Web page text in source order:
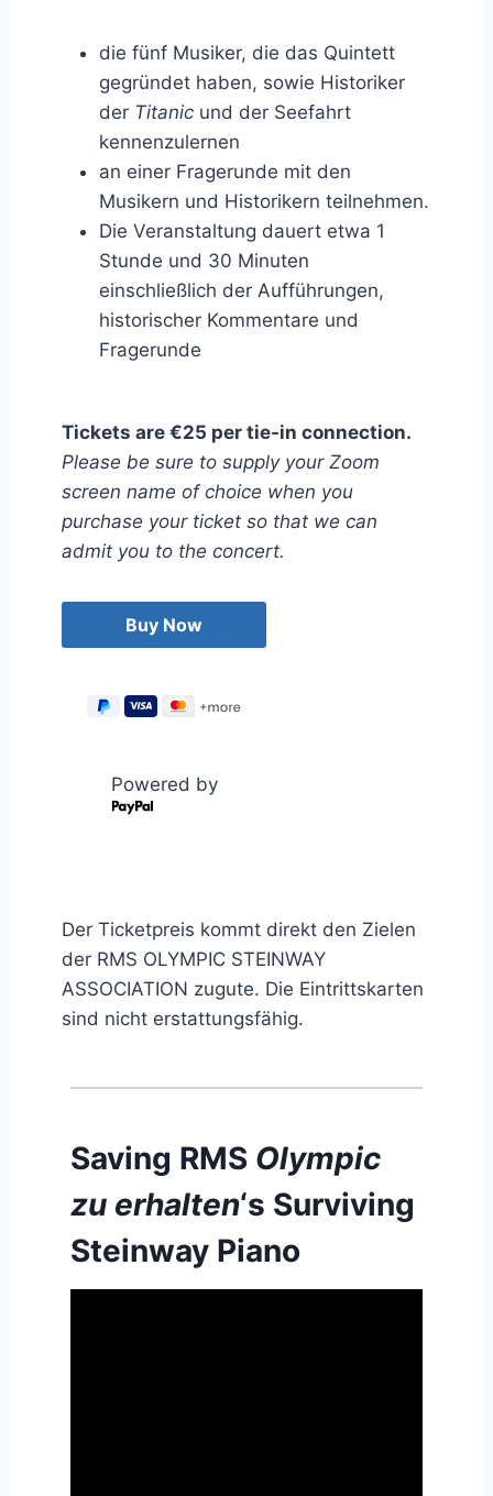
die fünf Musiker, die das Quintett
gegründet haben, sowie Historiker
der Titanic und der Seefahrt
kennenzulernen
an einer Fragerunde mit den
Musikern und Historikern teilnehmen.
Die Veranstaltung dauert etwa 1
Stunde und 30 Minuten
einschließlich der Aufführungen,
historischer Kommentare und
Fragerunde
Tickets are €25 per tie-in connection.
Please be sure to supply your Zoom
screen name of choice when you
purchase your ticket so that we can
admit you to the concert.
Powered by
Der Ticketpreis kommt direkt den Zielen
der RMS OLYMPIC STEINWAY
ASSOCIATION zugute. Die Eintrittskarten
sind nicht erstattungsfähig.
Saving RMS Olympic
zu erhalten‘s Surviving
Steinway Piano